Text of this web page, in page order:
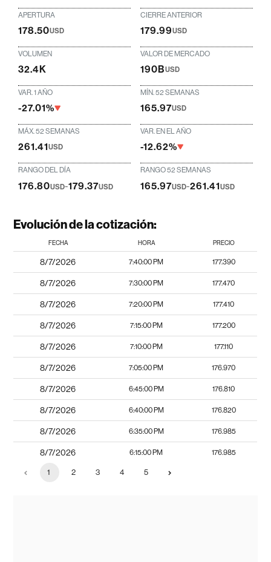
APERTURA
178.50USD
CIERRE ANTERIOR
179.99USD
VOLUMEN
32.4K
VALOR DE MERCADO
190BUSD
VAR. 1 AÑO
-27.01%
MÍN. 52 SEMANAS
165.97USD
MÁX. 52 SEMANAS
261.41USD
VAR. EN EL AÑO
-12.62%
RANGO DEL DÍA
176.80USD-179.37USD
RANGO 52 SEMANAS
165.97USD-261.41USD
Evolución de la cotización:
FECHA HORA PRECIO
8/7/2026 7:40:00 PM 177.390
8/7/2026 7:30:00 PM 177.470
8/7/2026 7:20:00 PM 177.410
8/7/2026 7:15:00 PM 177.200
8/7/2026 7:10:00 PM 177.110
8/7/2026 7:05:00 PM 176.970
8/7/2026 6:45:00 PM 176.810
8/7/2026 6:40:00 PM 176.820
8/7/2026 6:35:00 PM 176.985
8/7/2026 6:15:00 PM 176.985
1 2 3 4 5